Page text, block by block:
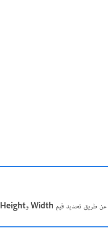
عن طريق تحديد قيمWidthوHeight